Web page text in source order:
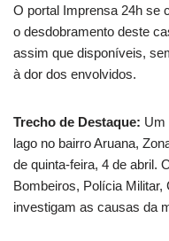
O portal Imprensa 24h se
o desdobramento deste
assim que disponíveis,
à dor dos envolvidos.
Trecho de Destaque: Um
lago no bairro Aruana,
de quinta-feira, 4 de abril.
Bombeiros, Polícia
investigam as causas da